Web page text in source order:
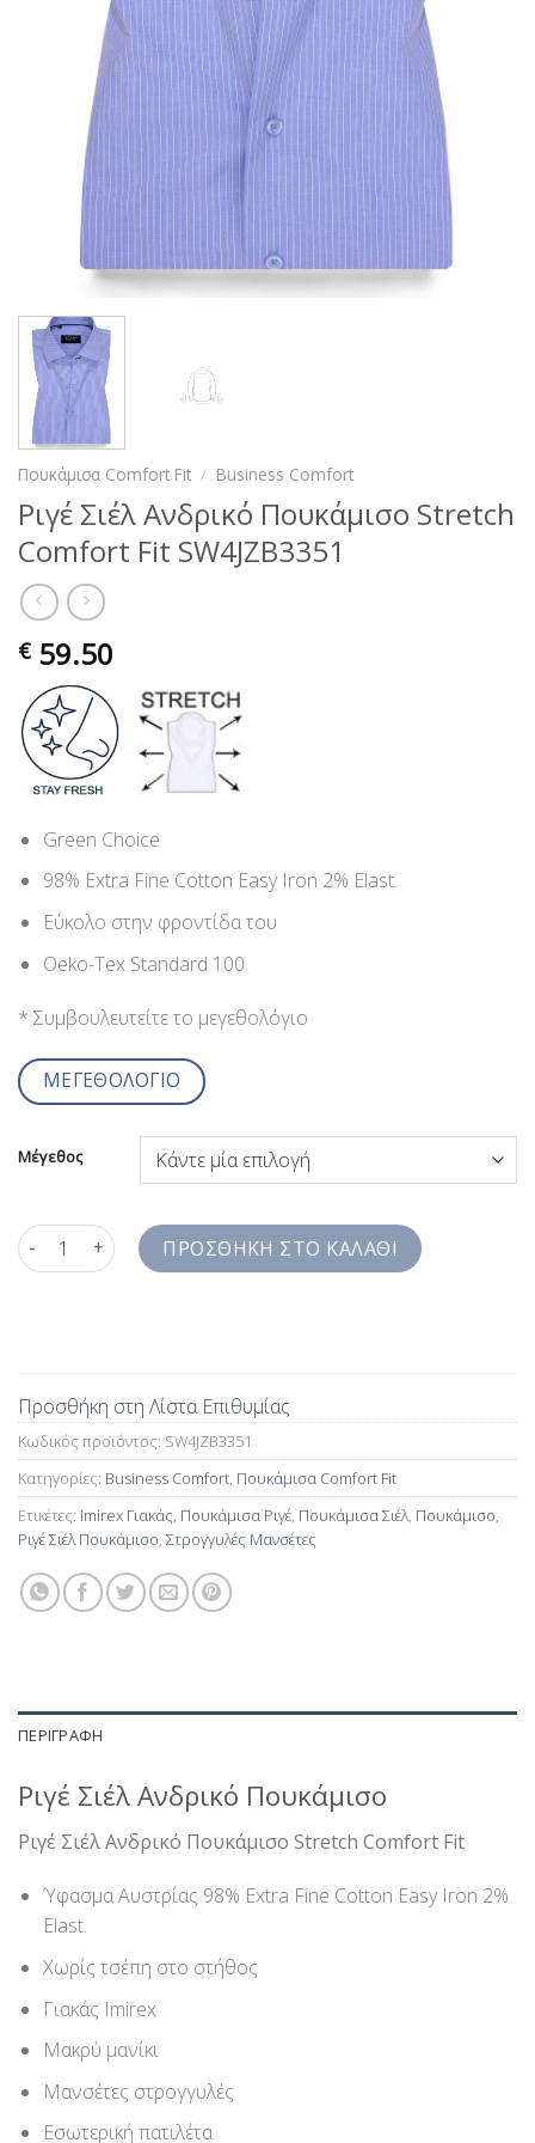
Πουκάμισα Comfort Fit / Business Comfort
Ριγέ Σιέλ Ανδρικό Πουκάμισο Stretch
Comfort Fit SW4JZB3351
€ 59.50
Green Choice
98% Extra Fine Cotton Easy Iron 2% Elast.
Εύκολο στην φροντίδα του
Oeko-Tex Standard 100
* Συμβουλευτείτε το μεγεθολόγιο
ΜΕΓΕΘΟΛΟΓΙΟ
Μέγεθος
Ριγέ Σιέλ Ανδρικό Πουκάμισο Stretch Comfort Fit SW4JZB3351
ΠΡΟΣΘΉΚΗ ΣΤΟ ΚΑΛΆΘΙ
Προσθήκη στη Λίστα Επιθυμίας
Κωδικός προϊόντος: SW4JZB3351
Κατηγορίες: Business Comfort, Πουκάμισα Comfort Fit
Ετικέτες: Imirex Γιακάς, Πουκάμισα Ριγέ, Πουκάμισα Σιέλ, Πουκάμισο,
Ριγέ Σιέλ Πουκάμισο, Στρογγυλές Μανσέτες
ΠΕΡΙΓΡΑΦΉ
Ριγέ Σιέλ Ανδρικό Πουκάμισο
Ριγέ Σιέλ Ανδρικό Πουκάμισο Stretch Comfort Fit
Ύφασμα Αυστρίας 98% Extra Fine Cotton Easy Iron 2%
Elast.
Χωρίς τσέπη στο στήθος
Γιακάς Imirex
Μακρύ μανίκι
Μανσέτες στρογγυλές
Εσωτερική πατιλέτα